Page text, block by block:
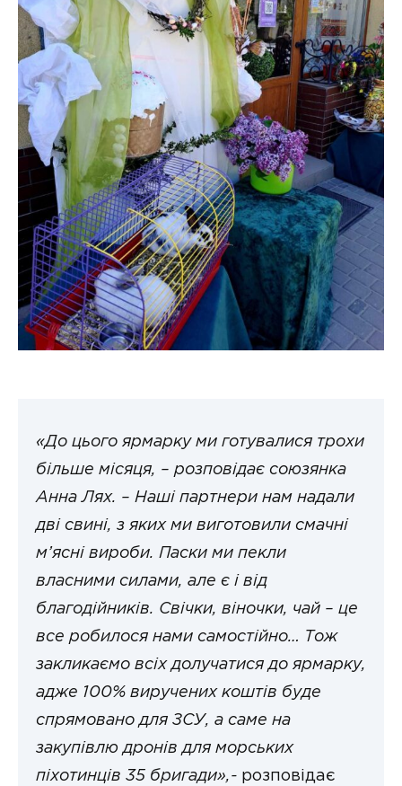
«До цього ярмарку ми готувалися трохи
більше місяця, – розповідає союзянка
Анна Лях. – Наші партнери нам надали
дві свині, з яких ми виготовили смачні
м’ясні вироби. Паски ми пекли
власними силами, але є і від
благодійників. Свічки, віночки, чай – це
все робилося нами самостійно… Тож
закликаємо всіх долучатися до ярмарку,
адже 100% виручених коштів буде
спрямовано для ЗСУ, а саме на
закупівлю дронів для морських
піхотинців 35 бригади»,- розповідає